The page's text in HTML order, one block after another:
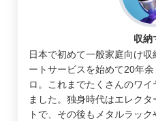
収納
日本で初めて一般家庭向け
ートサービスを始めて20年
ロ。これまでたくさんのワ
ました。独身時代はエレク
トで、その後もメタルラッ